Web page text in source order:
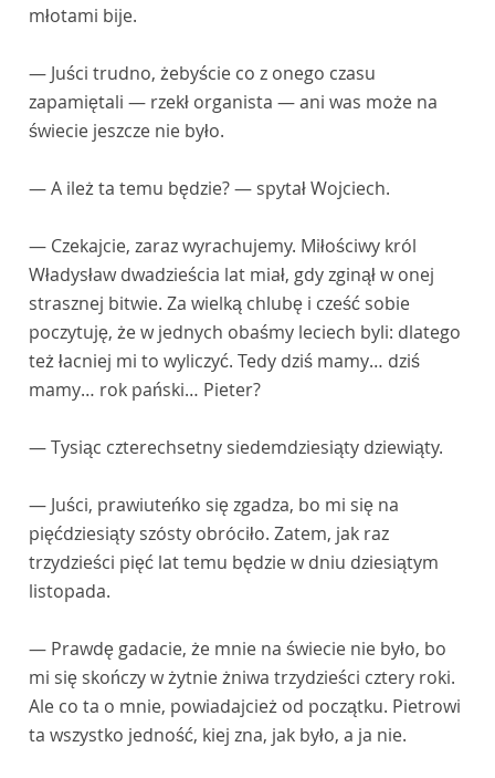
młotami bije.
— Juści trudno, żebyście co z onego czasu
zapamiętali — rzekł organista — ani was może na
świecie jeszcze nie było.
— A ileż ta temu będzie? — spytał Wojciech.
— Czekajcie, zaraz wyrachujemy. Miłościwy król
Władysław dwadzieścia lat miał, gdy zginął w onej
strasznej bitwie. Za wielką chlubę i cześć sobie
poczytuję, że w jednych obaśmy leciech byli: dlatego
też łacniej mi to wyliczyć. Tedy dziś mamy… dziś
mamy… rok pański… Pieter?
— Tysiąc czterechsetny siedemdziesiąty dziewiąty.
— Juści, prawiuteńko się zgadza, bo mi się na
pięćdziesiąty szósty obróciło. Zatem, jak raz
trzydzieści pięć lat temu będzie w dniu dziesiątym
listopada.
— Prawdę gadacie, że mnie na świecie nie było, bo
mi się skończy w żytnie żniwa trzydzieści cztery roki.
Ale co ta o mnie, powiadajcież od początku. Pietrowi
ta wszystko jedność, kiej zna, jak było, a ja nie.